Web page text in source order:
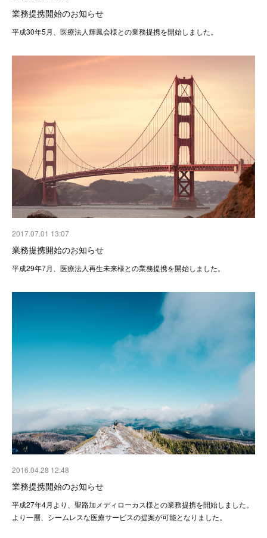
業務提携開始のお知らせ
平成30年5月、医療法人輝鳳会様との業務提携を開始しました。
2017.07.01 13:07
業務提携開始のお知らせ
平成29年7月、医療法人再生未来様との業務提携を開始しました。
2016.04.28 12:48
業務提携開始のお知らせ
平成27年4月より、聖路加メディローカス様との業務提携を開始しました。
より一層、シームレスな医療サービスの提案が可能となりました。